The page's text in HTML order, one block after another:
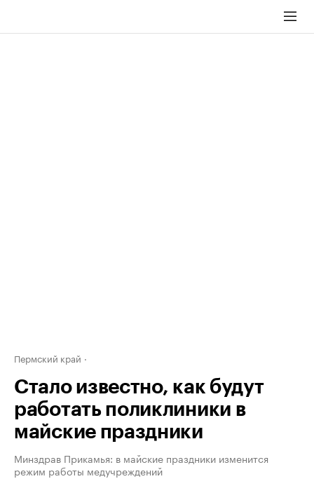
Пермский край
Стало известно, как будут
работать поликлиники в
майские праздники
Минздрав Прикамья: в майские праздники изменится
режим работы медучреждений